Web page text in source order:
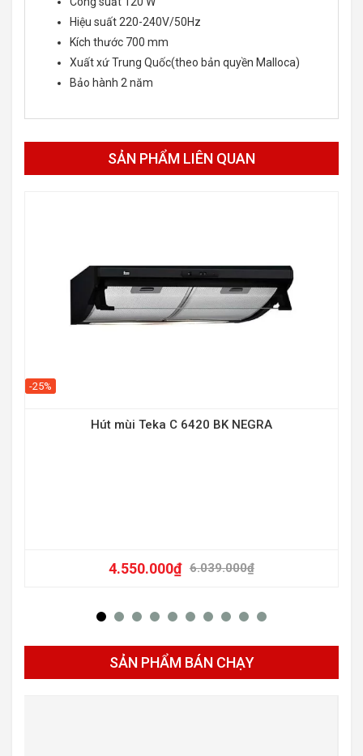
Hiệu suất 220-240V/50Hz
Kích thước 700 mm
Xuất xứ Trung Quốc(theo bản quyền Malloca)
Bảo hành 2 năm
SẢN PHẨM LIÊN QUAN
-25%
Hút mùi Teka C 6420 BK NEGRA
6.039.000₫
4.550.000₫
SẢN PHẨM BÁN CHẠY